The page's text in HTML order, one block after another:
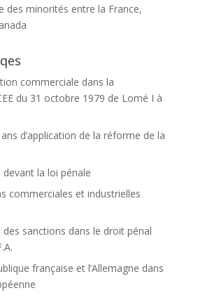
des minorités entre la France,
commerciale dans la
du 31 octobre 1979 de Lomé I à
ans d’application de la réforme de la
devant la loi pénale
commerciales et industrielles
des sanctions dans le droit pénal
française et l’Allemagne dans